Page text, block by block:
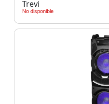
Trevi
No disponible